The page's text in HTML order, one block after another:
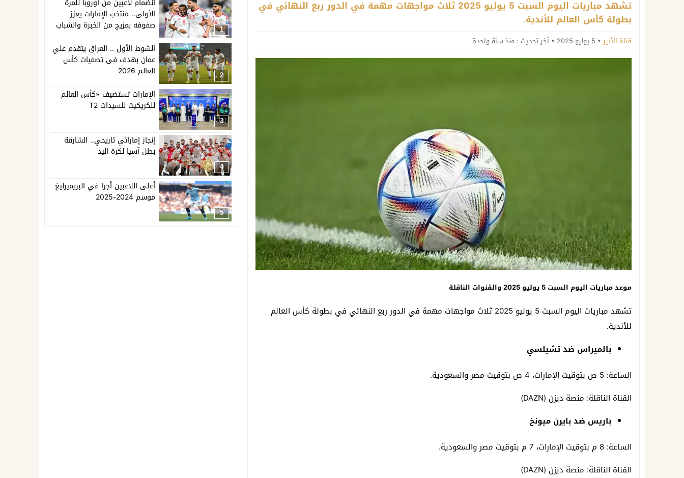
تشهد مباريات اليوم السبت 5 يوليو 2025 ثلاث مواجهات مهمة في الدور ربع النهائي في
بطولة كأس العالم للأندية.
قناة الأثير 5 يوليو 2025 آخر تحديث : منذ سنة واحدة
موعد مباريات اليوم السبت 5 يوليو 2025 والقنوات الناقلة
تشهد مباريات اليوم السبت 5 يوليو 2025 ثلاث مواجهات مهمة في الدور ربع النهائي في بطولة كأس العالم
للأندية.
بالميراس ضد تشيلسي
الساعة: 5 ص بتوقيت الإمارات، 4 ص بتوقيت مصر والسعودية.
القناة الناقلة: منصة ديزن (DAZN)
باريس ضد بايرن ميونخ
الساعة: 8 م بتوقيت الإمارات، 7 م بتوقيت مصر والسعودية.
القناة الناقلة: منصة ديزن (DAZN)
1
انضمام لاعبين من أوروبا للمرة
الأولى.. منتخب الإمارات يعزز
صفوفه بمزيج من الخبرة والشباب
2
الشوط الأول .. العراق يتقدم علي
عمان بهدف فى تصفيات كأس
العالم 2026
3
الإمارات تستضيف «كأس العالم
للكريكيت للسيدات T2
4
إنجاز إماراتي تاريخي.. الشارقة
بطل آسيا لكرة اليد
5
أعلى اللاعبين أجرا في البريميرليغ
موسم 2024-2025